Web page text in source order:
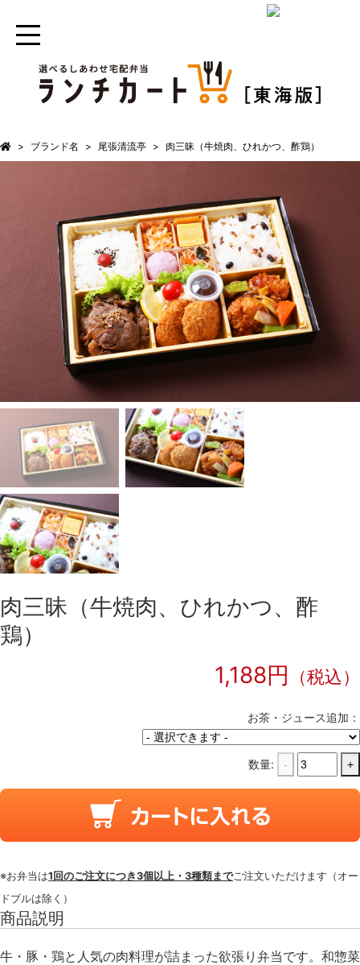
ブランド名 尾張清流亭 肉三昧（牛焼肉、ひれかつ、酢鶏）
肉三昧（牛焼肉、ひれかつ、酢
鶏）
1,188円
（税込）
お茶・ジュース追加：
数量: - +
※お弁当は1回のご注文につき3個以上・3種類までご注文いただけます（オー
ドブルは除く）
商品説明
牛・豚・鶏と人気の肉料理が詰まった欲張り弁当です。和惣菜